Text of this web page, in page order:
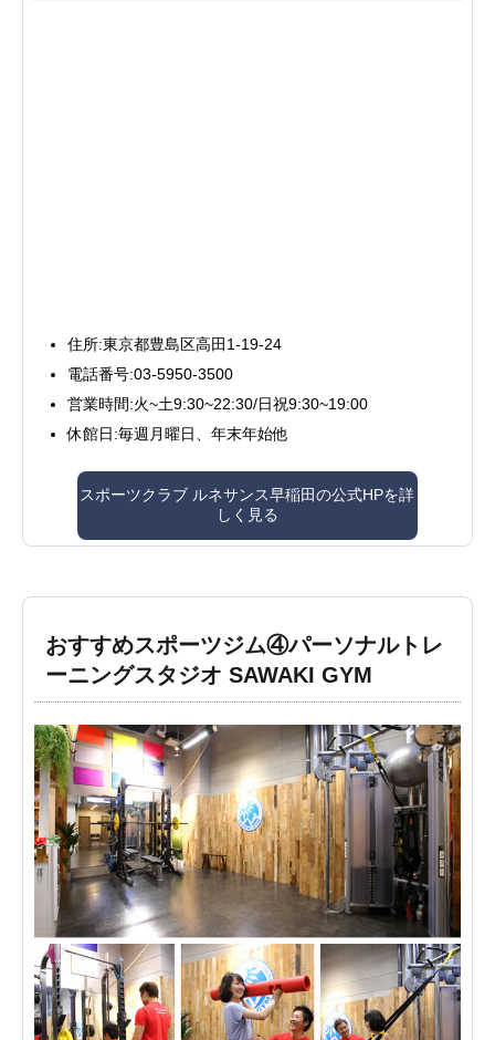
住所:東京都豊島区高田1-19-24
電話番号:03-5950-3500
営業時間:火~土9:30~22:30/日祝9:30~19:00
休館日:毎週月曜日、年末年始他
スポーツクラブ ルネサンス早稲田の公式HPを詳
しく見る
おすすめスポーツジム④パーソナルトレ
ーニングスタジオ SAWAKI GYM